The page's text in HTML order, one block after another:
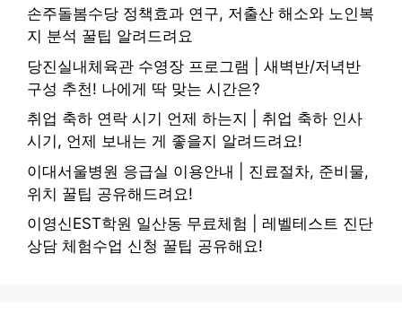
손주돌봄수당 정책효과 연구, 저출산 해소와 노인복
지 분석 꿀팁 알려드려요
당진실내체육관 수영장 프로그램 | 새벽반/저녁반
구성 추천! 나에게 딱 맞는 시간은?
취업 축하 연락 시기 언제 하는지 | 취업 축하 인사
시기, 언제 보내는 게 좋을지 알려드려요!
이대서울병원 응급실 이용안내 | 진료절차, 준비물,
위치 꿀팁 공유해드려요!
이영신EST학원 일산동 무료체험 | 레벨테스트 진단
상담 체험수업 신청 꿀팁 공유해요!